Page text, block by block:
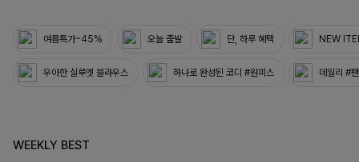
여름특가~45% 오늘 출발 단, 하루 혜택 NEW
우아한 실루엣 블라우스 하나로 완성된 코디 #원피스 데일리 #
WEEKLY BEST